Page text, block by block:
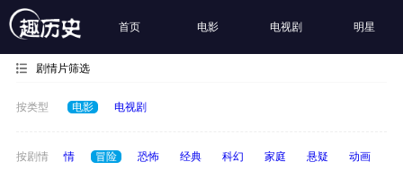
首页 电影 电视剧 明星
剧情片筛选
按类型 电影 电视剧
按剧情
喜剧 爱情 冒险 恐怖 经典 科幻 家庭 悬疑 动画